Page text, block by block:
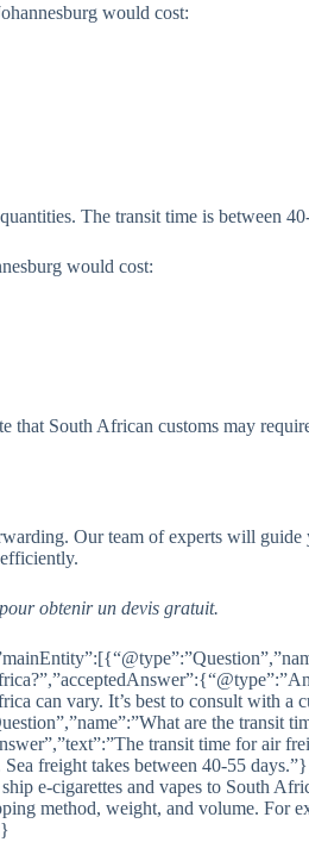
would cost:
The transit time is between
would cost:
that South African customs may
Our team of experts will guide
obtenir un devis gratuit.
can vary. It’s best to consult with a
are the transit
transit time for air
freight takes between 40-55
e-cigarettes and vapes to South
method, weight, and volume. For